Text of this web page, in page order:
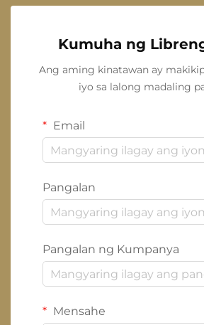
Kumuha ng
Ang aming kinatawan ay
iyo sa lalong madaling
Email
Pangalan
Pangalan ng Kumpanya
Mensahe